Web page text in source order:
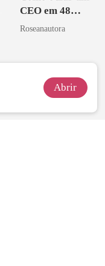
CEO em 48
horas
Roseanautora
Abrir